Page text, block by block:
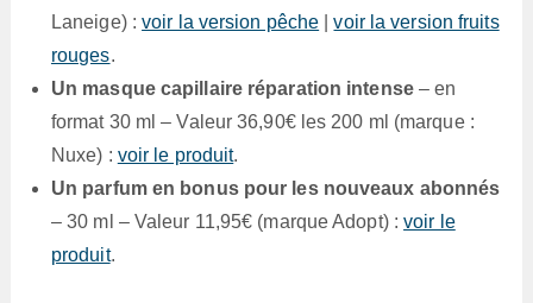
Laneige) :voir la version pêche |voir la version fruits
rouges.
Un masque capillaire réparation intense– en
format 30 ml – Valeur 36,90€ les 200 ml (marque :
Nuxe) : voir le produit.
Un parfum en bonus pour les nouveaux abonnés
– 30 ml – Valeur 11,95€ (marque Adopt) :voir le
produit.